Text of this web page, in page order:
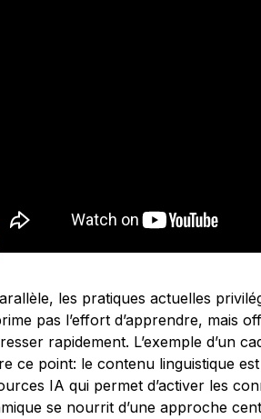
les pratiques actuelles
pas l’effort d’apprendre, mais
rapidement. L’exemple d’un
ce point: le contenu linguistique
IA qui permet d’activer les
se nourrit d’une approche